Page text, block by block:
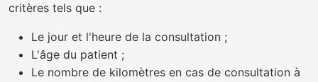
critères tels que :
Le jour et l'heure de la consultation ;
L'âge du patient ;
Le nombre de kilomètres en cas de consultation à